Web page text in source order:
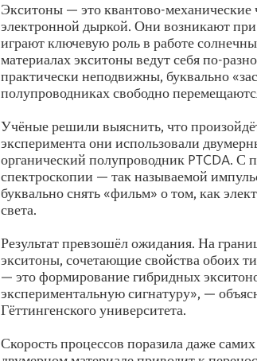
Экситоны — это квантово-механические
электронной дыркой. Они возникают
играют ключевую роль в работе
материалах экситоны ведут себя по-
практически неподвижны, буквально
полупроводниках свободно
Учёные решили выяснить, что
эксперимента они использовали
органический полупроводник PTCDA.
спектроскопии — так называемой
буквально снять «фильм» о том, как
света.
Результат превзошёл ожидания. На
экситоны, сочетающие свойства обоих
— это формирование гибридных
экспериментальную сигнатуру», —
Гёттингенского университета.
Скорость процессов поразила даже